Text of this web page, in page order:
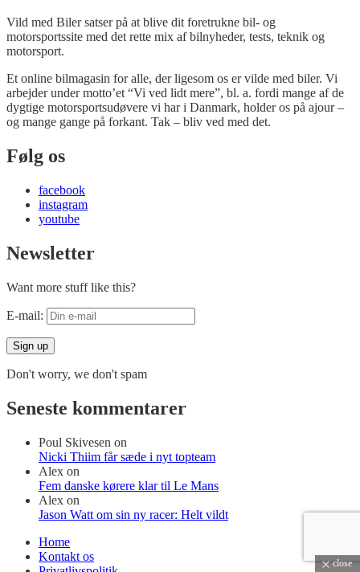
Vild med Biler satser på at blive dit foretrukne bil- og
motorsportssite med det rette mix af bilnyheder, tests, teknik og
motorsport.
Et online bilmagasin for alle, der ligesom os er vilde med biler. Vi
arbejder under motto’et “Vi ved lidt mere”, bl. a. fordi mange af de
dygtige motorsportsudøvere vi har i Danmark, holder os på ajour –
og mange gange på forkant. Tak – bliv ved med det.
Følg os
facebook
instagram
youtube
Newsletter
Want more stuff like this?
E-mail:
Don't worry, we don't spam
Seneste kommentarer
Poul Skivesen on
Nicki Thiim får sæde i nyt topteam
Alex on
Fem danske kørere klar til Le Mans
Alex on
Jason Watt om sin ny racer: Helt vildt
Home
Kontakt os
close